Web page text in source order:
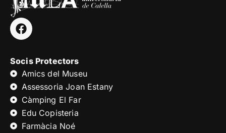
Socis Protectors
Amics del Museu
Assessoria Joan Estany
Càmping El Far
Edu Copisteria
Farmàcia Noé